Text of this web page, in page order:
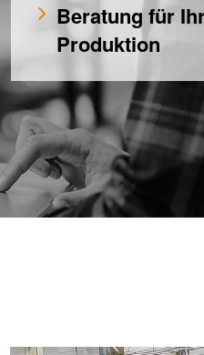
Beratung für
Produktion